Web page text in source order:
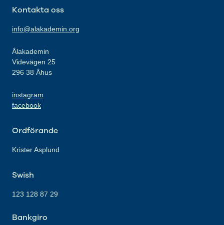
Kontakta oss
info@alakademin.org
Ålakademin
Videvägen 25
296 38 Åhus
instagram
facebook
Ordförande
Krister Asplund
Swish
123 128 87 29
Bankgiro